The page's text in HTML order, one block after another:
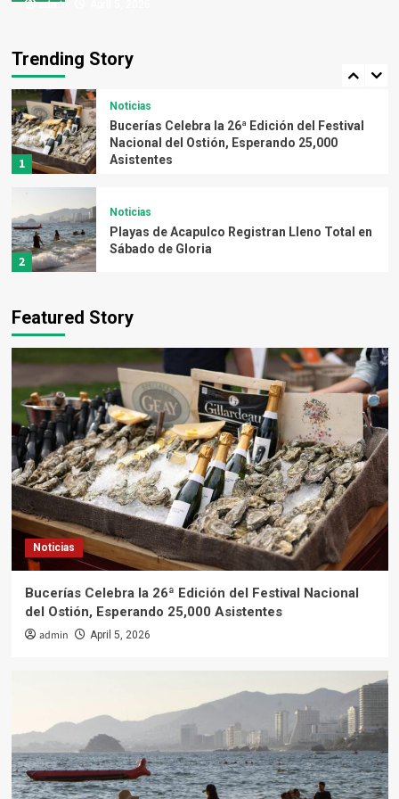
admin
admin
Trending Story
5
en Tecámac
1
Noticias
Bucerías Celebra la 26ª Edición del Festival
Nacional del Ostión, Esperando 25,000
Asistentes
2
Noticias
Playas de Acapulco Registran Lleno Total en
Sábado de Gloria
3
Crean Coalición Empresarial por el
Bienestar de los Pueblos Mayas
4
Noticias
Saqueo de Huevos de Tortuga Golfina en las
Playas de Oaxaca: Urge a Proteger esta
Especie en Peligro
Noticias
Trágico choque en la autopista México-
Pachuca deja dos muertos y nueve heridos
en Tecámac
Noticias
Bucerías Celebra la 26ª Edición del Festival
Nacional del Ostión, Esperando 25,000
2
Playas de Acapulco Registran Lleno Total en
Sábado de Gloria
Featured Story
Noticias
Bucerías Celebra la 26ª Edición del Festival Nacional
del Ostión, Esperando 25,000 Asistentes
admin April 5, 2026